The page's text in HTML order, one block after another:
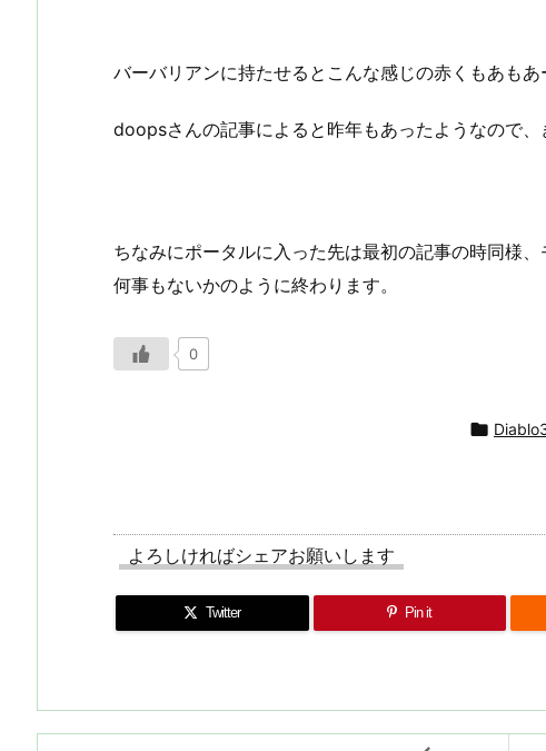
バーバリアンに持たせるとこんな感じの赤くもあもあ
doopsさんの記事によると昨年もあったようなので、
ちなみにポータルに入った先は最初の記事の時同様
何事もないかのように終わります。
0

よろしければシェアお願いします
Twitter Pin it